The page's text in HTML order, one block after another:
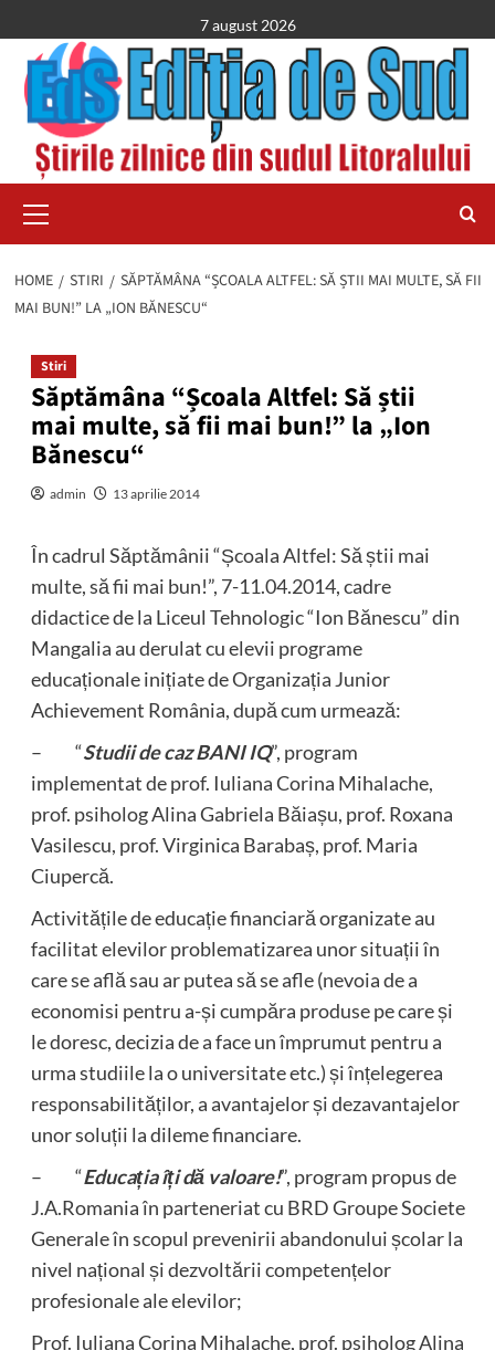
to
content
7 august 2026
Menu
HOME STIRI
SĂPTĂMÂNA “ȘCOALA ALTFEL: SĂ ȘTII MAI MULTE, SĂ FII
MAI BUN!” LA „ION BĂNESCU“
Stiri
Săptămâna “Școala Altfel: Să știi
mai multe, să fii mai bun!” la „Ion
Bănescu“
admin 13 aprilie 2014
În cadrul Săptămânii “Școala Altfel: Să știi mai
multe, să fii mai bun!”, 7-11.04.2014, cadre
didactice de la Liceul Tehnologic “Ion Bănescu” din
Mangalia au derulat cu elevii programe
educaționale inițiate de Organizația Junior
Achievement România, după cum urmează:
– “Studii de caz BANI IQ”, program
implementat de prof. Iuliana Corina Mihalache,
prof. psiholog Alina Gabriela Băiașu, prof. Roxana
Vasilescu, prof. Virginica Barabaș, prof. Maria
Ciupercă.
Activitățile de educație financiară organizate au
facilitat elevilor problematizarea unor situații în
care se află sau ar putea să se afle (nevoia de a
economisi pentru a-și cumpăra produse pe care și
le doresc, decizia de a face un împrumut pentru a
urma studiile la o universitate etc.) și înțelegerea
responsabilităților, a avantajelor și dezavantajelor
unor soluții la dileme financiare.
– “Educația îți dă valoare!”, program propus de
J.A.Romania în parteneriat cu BRD Groupe Societe
Generale în scopul prevenirii abandonului școlar la
nivel național și dezvoltării competențelor
profesionale ale elevilor;
Prof. Iuliana Corina Mihalache, prof. psiholog Alina